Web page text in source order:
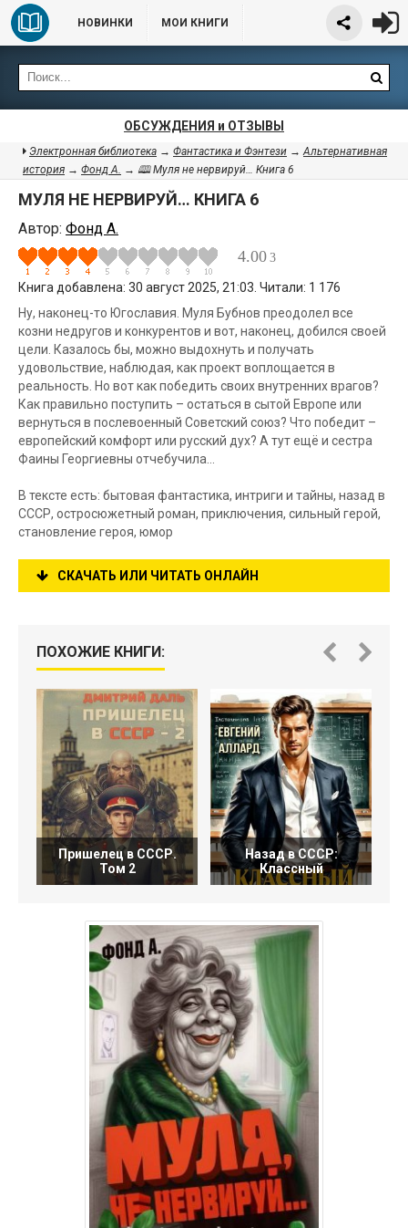
НОВИНКИ МОИ КНИГИ
ОБСУЖДЕНИЯ и ОТЗЫВЫ
Электронная библиотека → Фантастика и Фэнтези →Альтернативная
история → Фонд А. → 🕮 Муля не нервируй… Книга 6
МУЛЯ НЕ НЕРВИРУЙ… КНИГА 6
Автор: Фонд А.
4.00 3
Книга добавлена: 30 август 2025, 21:03. Читали: 1 176
Ну, наконец-то Югославия. Муля Бубнов преодолел все
козни недругов и конкурентов и вот, наконец, добился своей
цели. Казалось бы, можно выдохнуть и получать
удовольствие, наблюдая, как проект воплощается в
реальность. Но вот как победить своих внутренних врагов?
Как правильно поступить – остаться в сытой Европе или
вернуться в послевоенный Советский союз? Что победит –
европейский комфорт или русский дух? А тут ещё и сестра
Фаины Георгиевны отчебучила…
В тексте есть: бытовая фантастика, интриги и тайны, назад в
СССР, остросюжетный роман, приключения, сильный герой,
становление героя, юмор
СКАЧАТЬ ИЛИ ЧИТАТЬ ОНЛАЙН
ПОХОЖИЕ КНИГИ:
Пришелец в СССР.
Том 2
Назад в СССР:
Классный